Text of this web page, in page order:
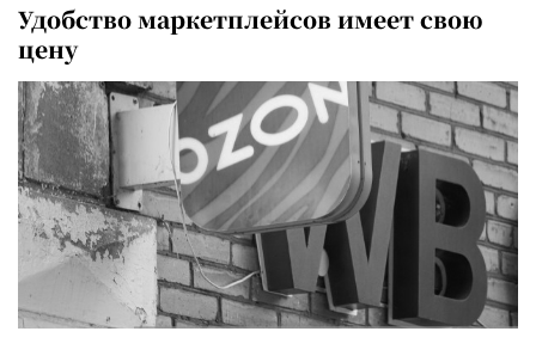
Удобство маркетплейсов имеет свою
цену